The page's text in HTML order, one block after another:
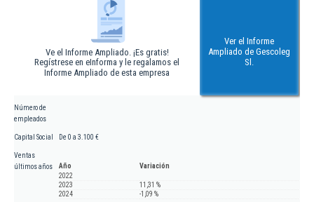
Ve el Informe Ampliado. ¡Es gratis!
Regístrese en eInforma y le regalamos el
Informe Ampliado de esta empresa
Ver el Informe
Ampliado de Gescoleg
Sl.
Número de
empleados
Capital Social De 0 a 3.100 €
Ventas
últimos años
Año
Variación
2022
2023
11,31 %
2024
-1,09 %